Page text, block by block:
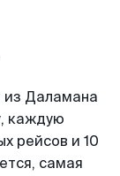
из Даламана
каждую
рейсов и 10
самая